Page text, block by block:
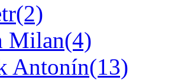
(2)
Milan(4)
Antonín(13)